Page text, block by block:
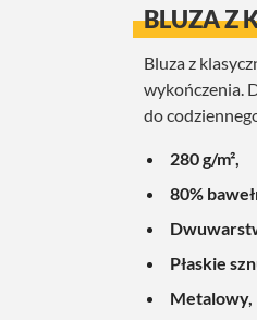
BLUZA Z
Bluza z
wykończenia.
do
280 g/m²,
80%
Płaskie
Metalowy,